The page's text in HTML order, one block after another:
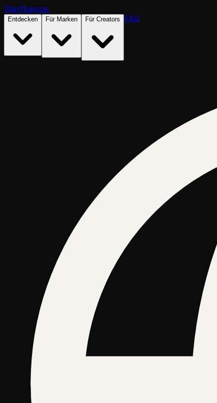
Stayfluence.
Entdecken Für Marken Für Creators FAQ